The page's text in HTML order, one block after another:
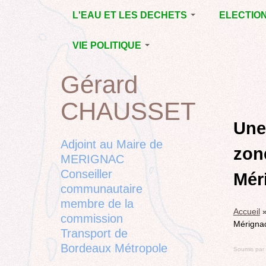
L'EAU ET LES DECHETS
ECONOMIE D’EAU,
SAGE, SÉCHERESSE
LA GESTION DES
DECHETS
CONTRAT DE L'EAU,
POLLUTIONS
RUBRIQUE
CHANTIER
VIE POLITIQUE
L’ACTION POLITIQUE À
MÉRIGNAC
BORDEAUX
METROPOLE
EMPLOI, SOLIDARITES
ELECTIONS,
RUBRIQUES
DIVERSES, PETITES
PHRASES..
to
top
Accueil
Soumis par
Back
to
top
Gérard
CHAUSSET
Adjoint au Maire de
MERIGNAC
Conseiller
communautaire
membre de la
commission
Transport de
Bordeaux Métropole